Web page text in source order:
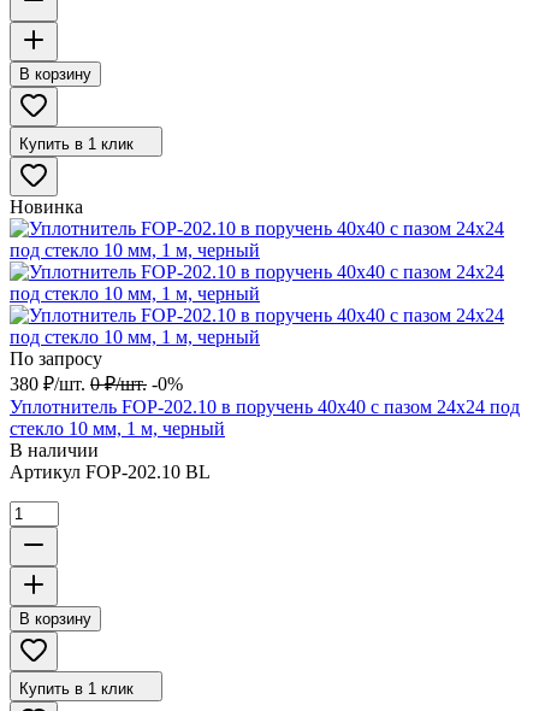
В корзину
Купить в 1 клик
Новинка
По запросу
380 ₽/шт. 0 ₽/шт. -0%
Уплотнитель FOP-202.10 в поручень 40х40 с пазом 24х24 под
стекло 10 мм, 1 м, черный
В наличии
Артикул FOP-202.10 BL
В корзину
Купить в 1 клик